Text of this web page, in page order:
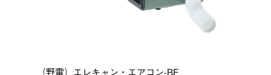
（野電）エレキャン・エアコン-BF